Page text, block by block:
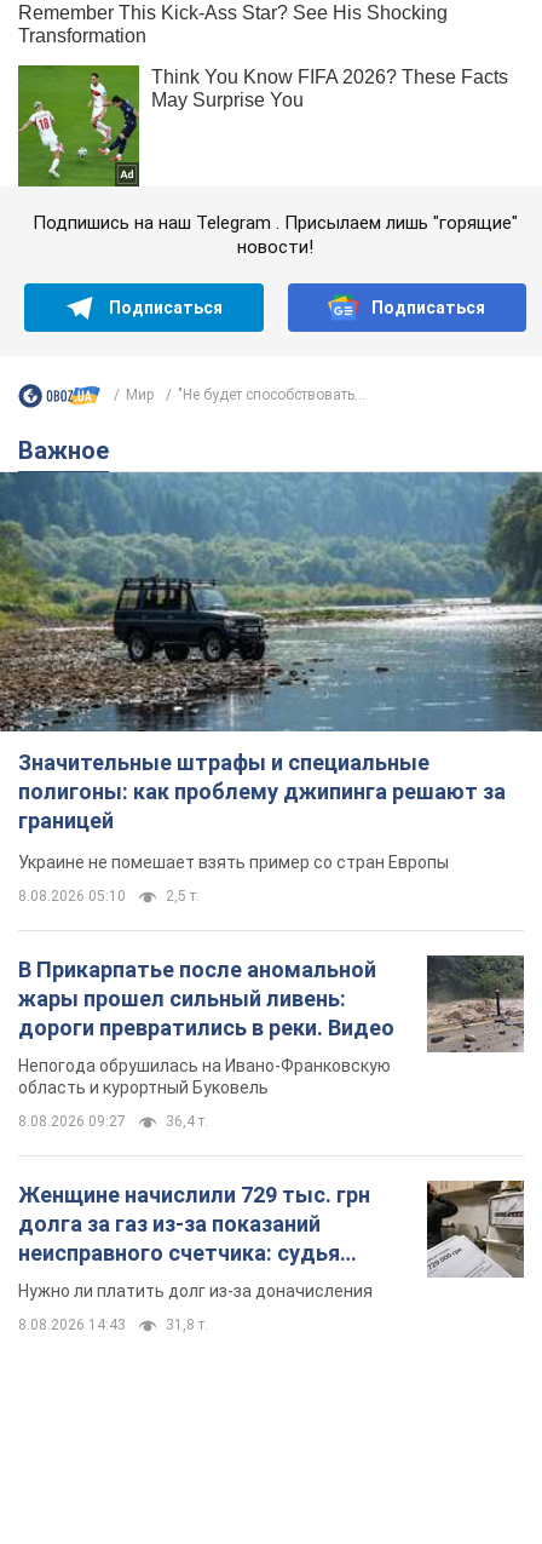
Подпишись на наш Telegram . Присылаем лишь "горящие"
новости!
Подписаться Подписаться
Мир "Не будет способствовать...
Важное
Значительные штрафы и специальные
полигоны: как проблему джипинга решают за
границей
Украине не помешает взять пример со стран Европы
8.08.2026 05:10 2,5 т.
В Прикарпатье после аномальной
жары прошел сильный ливень:
дороги превратились в реки. Видео
Непогода обрушилась на Ивано-Франковскую
область и курортный Буковель
8.08.2026 09:27 36,4 т.
Женщине начислили 729 тыс. грн
долга за газ из-за показаний
неисправного счетчика: судья
вынес неожиданное решение
Нужно ли платить долг из-за доначисления
8.08.2026 14:43 31,8 т.